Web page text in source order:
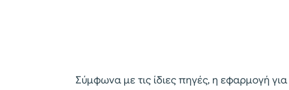
Σύμφωνα με τις ίδιες πηγές, η εφαρμογή